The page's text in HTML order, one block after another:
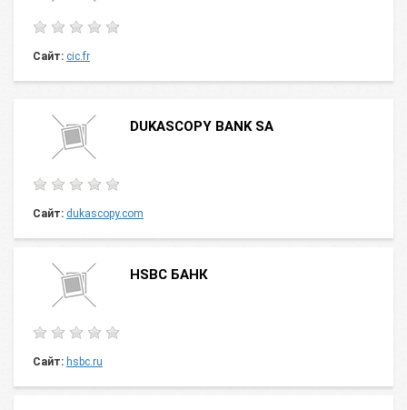
Сайт: cic.fr
DUKASCOPY BANK SA
Сайт: dukascopy.com
HSBC БАНК
Сайт: hsbc.ru